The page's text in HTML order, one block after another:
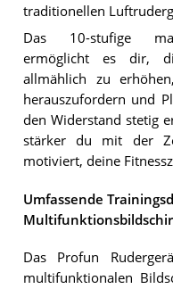
traditionellen
Das 10-stufige
ermöglicht es dir,
allmählich zu
herauszufordern und
den Widerstand stetig
stärker du mit der
motiviert, deine
Umfassende
Das Profun
multifunktionalen